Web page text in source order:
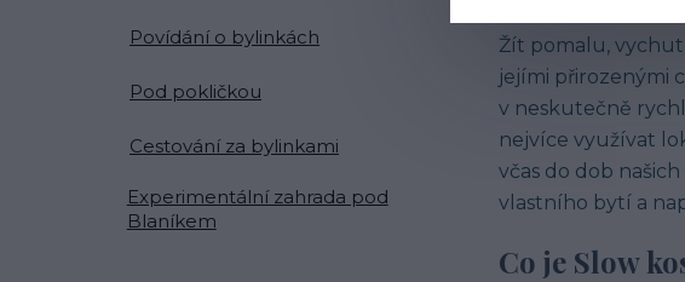
Povídání o bylinkách
Pod pokličkou
Cestování za bylinkami
Experimentální zahrada pod
Blaníkem
Žít pomalu,
jejími přirozenými
v neskutečně
nejvíce využívat
včas do dob
vlastního bytí a
Co je Slow